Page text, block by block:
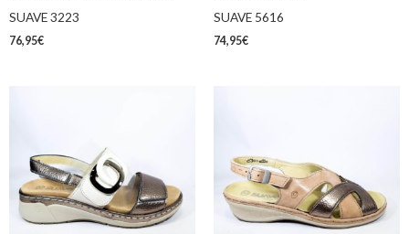
SUAVE 3223
76,95€
SUAVE 5616
74,95€